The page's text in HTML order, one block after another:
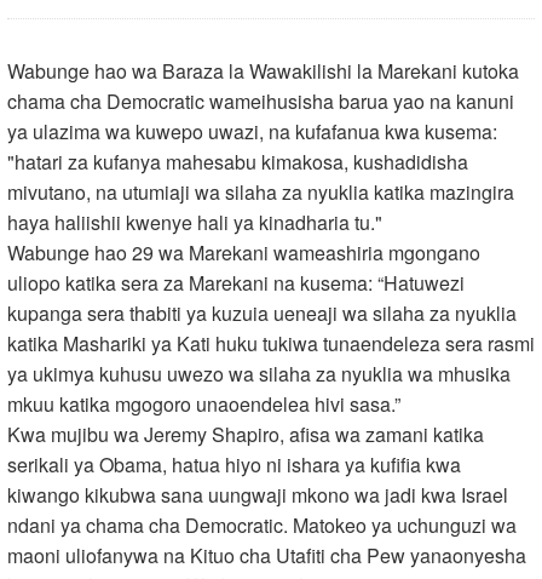
Wabunge hao wa Baraza la Wawakilishi la Marekani kutoka
chama cha Democratic wameihusisha barua yao na kanuni
ya ulazima wa kuwepo uwazi, na kufafanua kwa kusema:
"hatari za kufanya mahesabu kimakosa, kushadidisha
mivutano, na utumiaji wa silaha za nyuklia katika mazingira
haya haliishii kwenye hali ya kinadharia tu."
Wabunge hao 29 wa Marekani wameashiria mgongano
uliopo katika sera za Marekani na kusema: “Hatuwezi
kupanga sera thabiti ya kuzuia ueneaji wa silaha za nyuklia
katika Mashariki ya Kati huku tukiwa tunaendeleza sera rasmi
ya ukimya kuhusu uwezo wa silaha za nyuklia wa mhusika
mkuu katika mgogoro unaoendelea hivi sasa.”
Kwa mujibu wa Jeremy Shapiro, afisa wa zamani katika
serikali ya Obama, hatua hiyo ni ishara ya kufifia kwa
kiwango kikubwa sana uungwaji mkono wa jadi kwa Israel
ndani ya chama cha Democratic. Matokeo ya uchunguzi wa
maoni uliofanywa na Kituo cha Utafiti cha Pew yanaonyesha